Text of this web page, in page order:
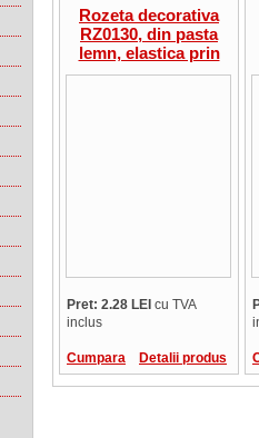
Rozeta decorativa
RZ0130, din pasta
lemn, elastica prin
incalzire, rotunda tip
Pret: 2.28 LEI cu TVA
inclus
Cumpara Detalii produs